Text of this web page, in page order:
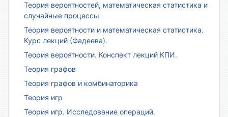
Теория вероятностей, математическая статистика и
случайные процессы
Теория вероятности и математическая статистика.
Курс лекций (Фадеева).
Теория вероятности. Конспект лекций КПИ.
Теория графов
Теория графов и комбинаторика
Теория игр
Теория игр. Исследование операций.